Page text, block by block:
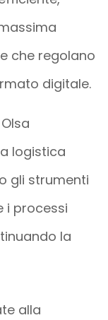
che regolano
digitale.
logistica
gli strumenti
i processi
la
alla